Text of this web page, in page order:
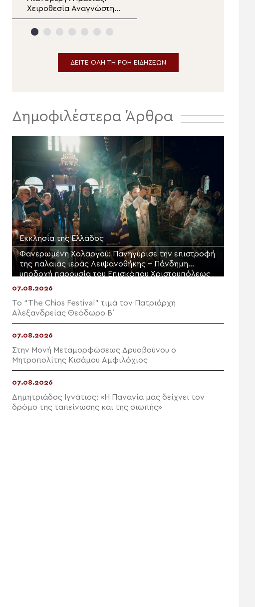
Χειροθεσία Αναγνώστη
από τον Μητροπολίτη
Βεροίας
ΔΕΙΤΕ ΟΛΗ ΤΗ ΡΟΗ ΕΙΔΗΣΕΩΝ
Δημοφιλέστερα Άρθρα
Εκκλησία της Ελλάδος
Φανερωμένη Χολαργού: Πανηγύρισε την επιστροφή
της παλαιάς ιεράς Λειψανοθήκης – Πάνδημη
υποδοχή παρουσία του Επισκόπου Χριστουπόλεως
07.08.2026
Το “The Chios Festival” τιμά τον Πατριάρχη
Αλεξανδρείας Θεόδωρο Β΄
07.08.2026
Στην Μονή Μεταμορφώσεως Δρυοβούνου ο
Μητροπολίτης Κισάμου Αμφιλόχιος
07.08.2026
Δημητριάδος Ιγνάτιος: «Η Παναγία μας δείχνει τον
δρόμο της ταπείνωσης και της σιωπής»